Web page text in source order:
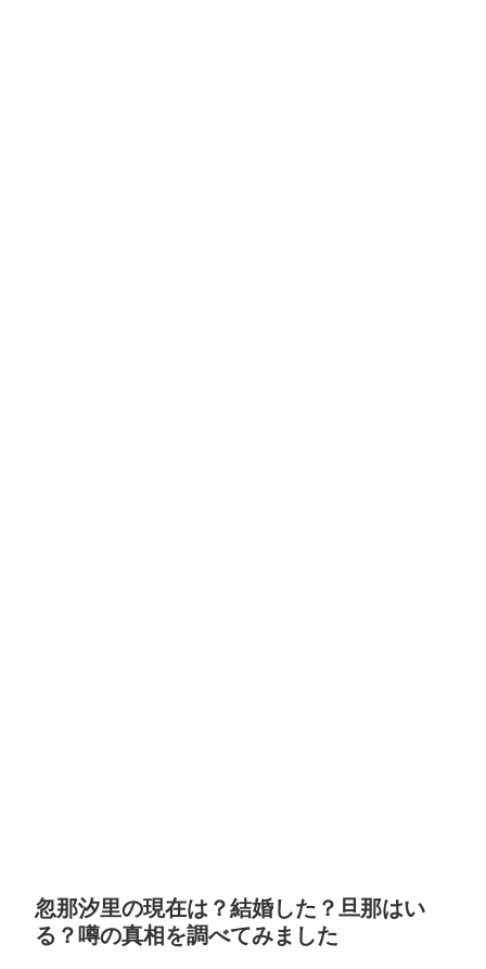
忽那汐里の現在は？結婚した？旦那はい
る？噂の真相を調べてみました